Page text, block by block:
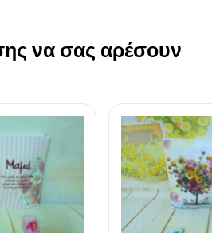
να σας αρέσουν